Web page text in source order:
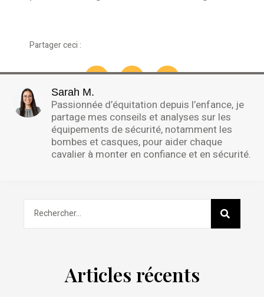
Partager ceci :
Sarah M.
Passionnée d’équitation depuis l’enfance, je
partage mes conseils et analyses sur les
équipements de sécurité, notamment les
bombes et casques, pour aider chaque
cavalier à monter en confiance et en sécurité.
Articles récents